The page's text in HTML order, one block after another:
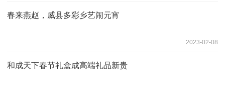
春来燕赵，威县多彩乡艺闹元宵
2023-02-08
和成天下春节礼盒成高端礼品新贵